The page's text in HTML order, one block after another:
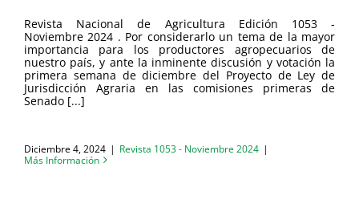
Revista Nacional de Agricultura Edición 1053 -
Noviembre 2024 . Por considerarlo un tema de la mayor
importancia para los productores agropecuarios de
nuestro país, y ante la inminente discusión y votación la
primera semana de diciembre del Proyecto de Ley de
Jurisdicción Agraria en las comisiones primeras de
Senado [...]
Diciembre 4, 2024 | Revista 1053 - Noviembre 2024 |
Más Información